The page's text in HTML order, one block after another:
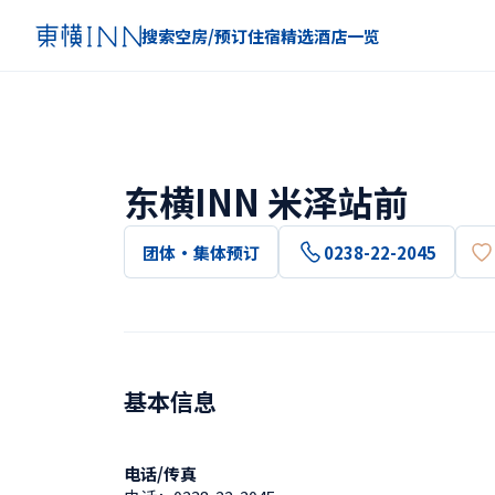
搜索空房/预订住宿精选酒店一览
东横INN 米泽站前
团体・集体预订 0238-22-2045
基本信息
电话/传真